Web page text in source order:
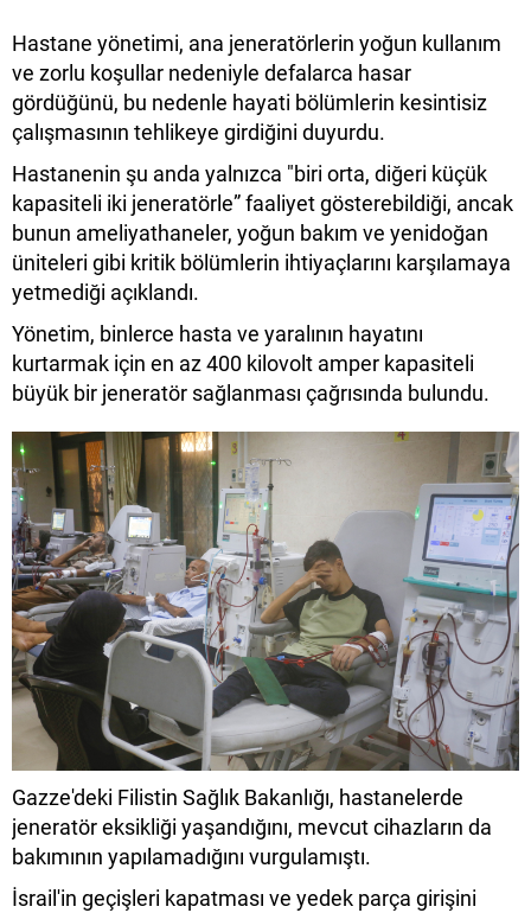
Hastane yönetimi, ana jeneratörlerin yoğun kullanım
ve zorlu koşullar nedeniyle defalarca hasar
gördüğünü, bu nedenle hayati bölümlerin kesintisiz
çalışmasının tehlikeye girdiğini duyurdu.
Hastanenin şu anda yalnızca "biri orta, diğeri küçük
kapasiteli iki jeneratörle” faaliyet gösterebildiği, ancak
bunun ameliyathaneler, yoğun bakım ve yenidoğan
üniteleri gibi kritik bölümlerin ihtiyaçlarını karşılamaya
yetmediği açıklandı.
Yönetim, binlerce hasta ve yaralının hayatını
kurtarmak için en az 400 kilovolt amper kapasiteli
büyük bir jeneratör sağlanması çağrısında bulundu.
Gazze'deki Filistin Sağlık Bakanlığı, hastanelerde
jeneratör eksikliği yaşandığını, mevcut cihazların da
bakımının yapılamadığını vurgulamıştı.
İsrail'in geçişleri kapatması ve yedek parça girişini